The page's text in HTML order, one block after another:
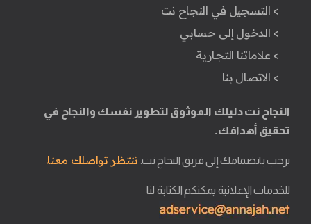
> التسجيل في النجاح نت
> الدخول إلى حسابي
> علاماتنا التجارية
> الاتصال بنا
النجاح نت دليلك الموثوق لتطوير نفسك والنجاح في
تحقيق أهدافك.
نرحب بانضمامك إلى فريق النجاح نت. ننتظر تواصلك معنا.
للخدمات الإعلانية يمكنكم الكتابة لنا